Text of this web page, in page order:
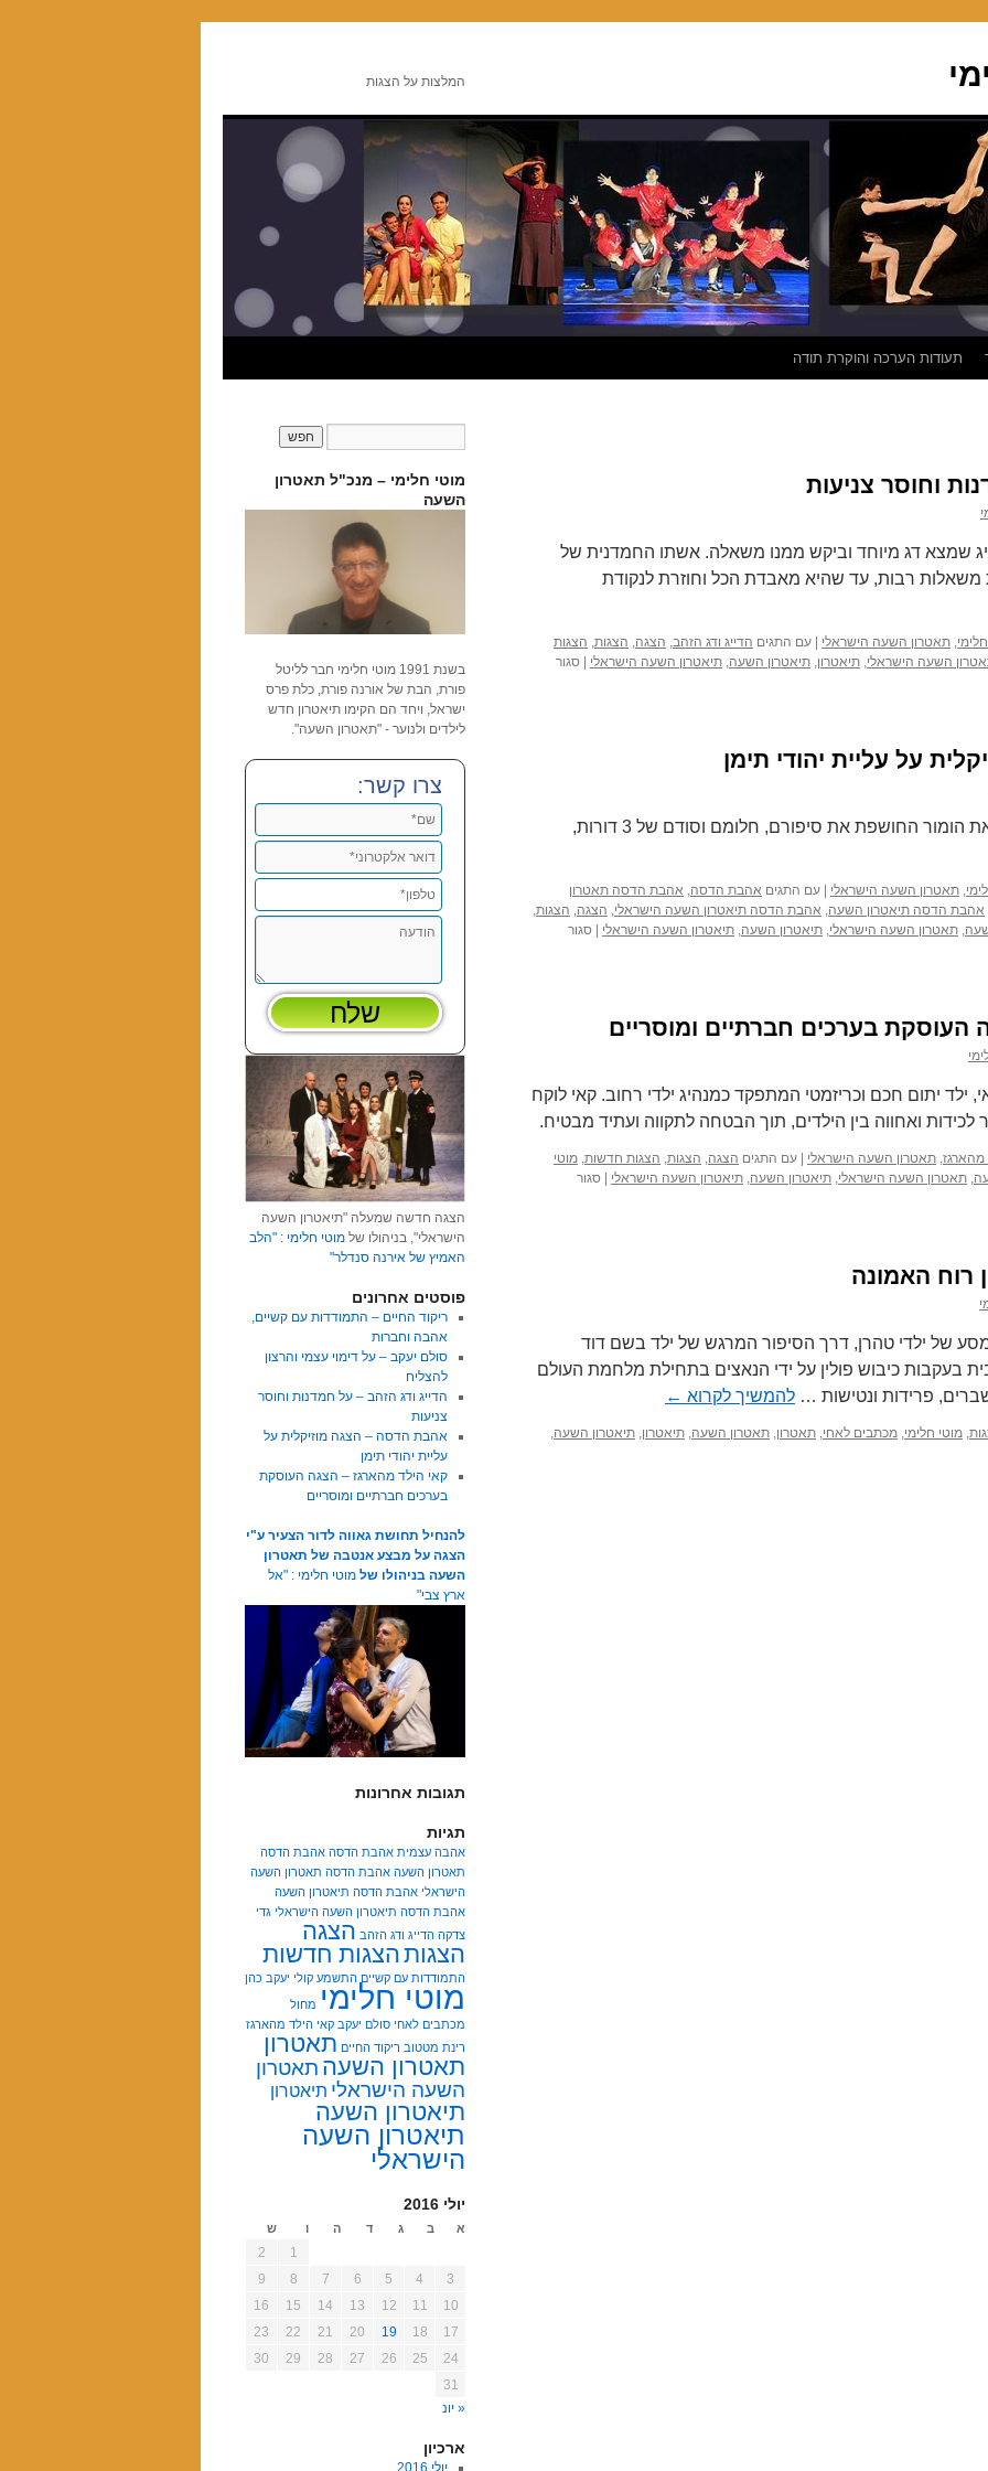
המלצות על הצגות
תעודות הערכה והוקרת תודה
וחוסר צניעות
שמצא דג מיוחד וביקש ממנו משאלה. אשתו החמדנית של
רבות, עד שהיא מאבדת הכל וחוזרת לנקודת
, תאטרון השעה הישראלי עם התגים הדייג ודג הזהב, הצגה, הצגות, הצגות
השעה הישראלי, תיאטרון, תיאטרון השעה, תיאטרון השעה הישראלי
סגור
על עליית יהודי תימן
אהבת? דרג! דרמה משפחתית מלאת הומור החושפת את סיפורם, חלומם וסודם של 3 דורות,
, תאטרון השעה הישראלי עם התגים אהבת הדסה, אהבת הדסה תאטרון
אהבת הדסה תיאטרון השעה, אהבת הדסה תיאטרון השעה הישראלי, הצגה, הצגות,
, תאטרון השעה הישראלי, תיאטרון השעה, תיאטרון השעה הישראלי
סגור
העוסקת בערכים חברתיים ומוסריים
יתום חכם וכריזמטי המתפקד כמנהיג ילדי רחוב. קאי לוקח
לכידות ואחווה בין הילדים, תוך הבטחה לתקווה ועתיד מבטיח.
מהארגז, תאטרון השעה הישראלי עם התגים הצגה, הצגות, הצגות חדשות, מוטי
, תאטרון השעה הישראלי, תיאטרון השעה, תיאטרון השעה הישראלי
סגור
רוח האמונה
של ילדי טהרן, דרך הסיפור המרגש של ילד בשם דוד
בעקבות כיבוש פולין על ידי הנאצים בתחילת מלחמת העולם
פרידות ונטישות … להמשיך לקרוא ←
, מוטי חלימי, מכתבים לאחי, תאטרון, תאטרון השעה, תיאטרון, תיאטרון השעה,
מוטי חלימי – מנכ"ל תאטרון
השעה
בשנת 1991 מוטי חלימי חבר לליטל
פורת, הבת של אורנה פורת, כלת פרס
ישראל, ויחד הם הקימו תיאטרון חדש
לילדים ולנוער - "תאטרון השעה".
צרו קשר:
הצגה חדשה שמעלה "תיאטרון השעה
הישראלי", בניהולו של מוטי חלימי : "הלב
האמיץ של אירנה סנדלר"
פוסטים אחרונים
ריקוד החיים – התמודדות עם קשיים,
אהבה וחברות
סולם יעקב – על דימוי עצמי והרצון
להצליח
הדייג ודג הזהב – על חמדנות וחוסר
צניעות
אהבת הדסה – הצגה מוזיקלית על
עליית יהודי תימן
קאי הילד מהארגז – הצגה העוסקת
בערכים חברתיים ומוסריים
להנחיל תחושת גאווה לדור הצעיר ע"י
הצגה על מבצע אנטבה של תאטרון
השעה בניהולו של מוטי חלימי : "אל
ארץ צבי"
תגובות אחרונות
תגיות
אהבה עצמית אהבת הדסה אהבת הדסה
תאטרון השעה אהבת הדסה תאטרון השעה
הישראלי אהבת הדסה תיאטרון השעה
אהבת הדסה תיאטרון השעה הישראלי גדי
צדקה הדייג ודג הזהב הצגה
הצגותהצגות חדשות
התמודדות עם קשיים התשמע קולי יעקב כהן
מוטי חלימי מחול
מכתבים לאחי סולם יעקב קאי הילד מהארגז
רינת מטטוב ריקוד החיים תאטרון
תאטרון השעה תאטרון
השעה הישראלי תיאטרון
תיאטרון השעה
תיאטרון השעה
הישראלי
יולי 2016
א ב ג ד ה ו ש
« יונ
1
2
3
4
5
6
7
8
9
10
11
12
13
14
15
16
17
18
19
20
21
22
23
24
25
26
27
28
29
30
31
ארכיון